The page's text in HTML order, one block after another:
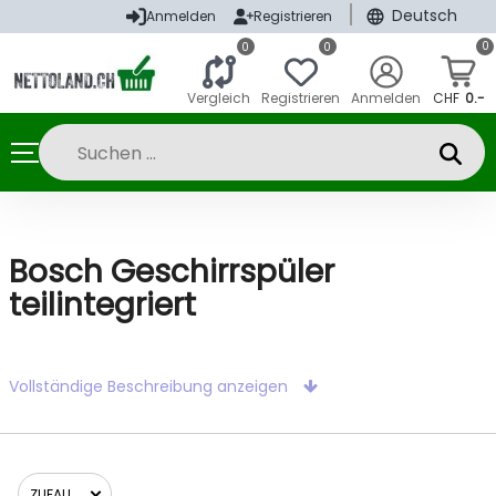
Anmelden Registrieren Deutsch
0
Vergleich
0
Registrieren Anmelden
0
CHF 0.-
Bosch Geschirrspüler
teilintegriert
Vollständige Beschreibung anzeigen